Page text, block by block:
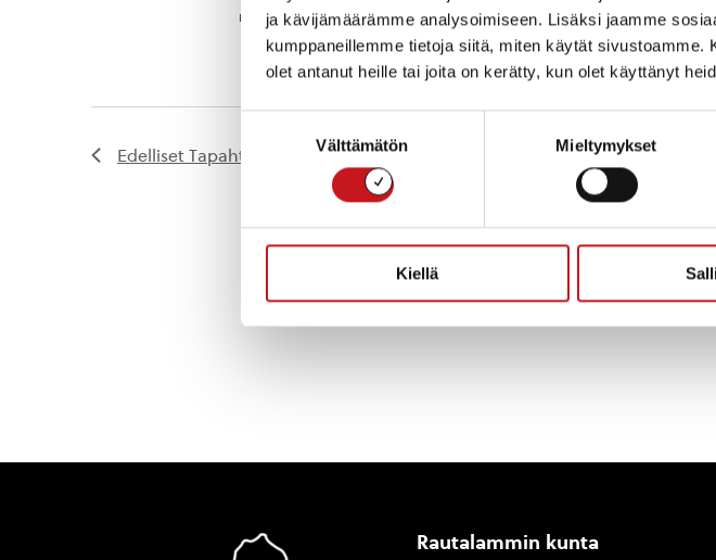
ja kävijämäärämme analysoimiseen. Lisäksi jaamme
kumppaneillemme tietoja siitä, miten käytät
olet antanut heille tai joita on kerätty, kun olet käyttänyt
valinta
Välttämätön Mieltymykset
Kiellä
nauttimaan Marttojen paistamista letuista, jotka opisto tarjoaa!
Edelliset Tapahtumat
Rautalammin kunta